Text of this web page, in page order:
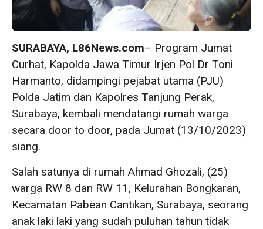
SURABAYA, L86News.com– Program Jumat
Curhat, Kapolda Jawa Timur Irjen Pol Dr Toni
Harmanto, didampingi pejabat utama (PJU)
Polda Jatim dan Kapolres Tanjung Perak,
Surabaya, kembali mendatangi rumah warga
secara door to door, pada Jumat (13/10/2023)
siang.
Salah satunya di rumah Ahmad Ghozali, (25)
warga RW 8 dan RW 11, Kelurahan Bongkaran,
Kecamatan Pabean Cantikan, Surabaya, seorang
anak laki laki yang sudah puluhan tahun tidak